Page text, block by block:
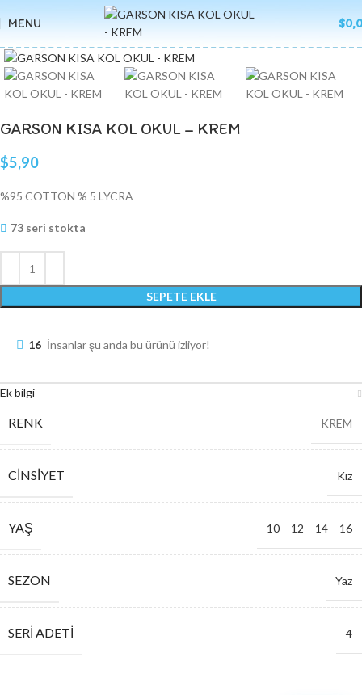
MENU $
Click to enlarge
GARSON KISA KOL OKUL – KREM
$5,90
%95 COTTON % 5 LYCRA
73 seri stokta
SEPETE EKLE
16 İnsanlar şu anda bu ürünü izliyor!
Ek bilgi
RENK KREM
CINSIYET Kız
YAŞ 10 – 12 – 14 – 16
SEZON Yaz
SERI ADETI 4